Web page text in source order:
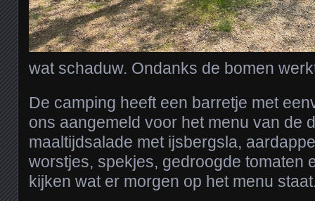
wat schaduw. Ondanks de bomen
De camping heeft een barretje met
ons aangemeld voor het menu van de
maaltijdsalade met ijsbergsla,
worstjes, spekjes, gedroogde tomaten
kijken wat er morgen op het menu